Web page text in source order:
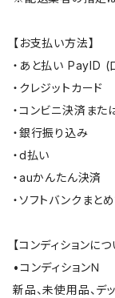
【お支払い方法】
・あと払い PayID
・クレジットカード
・コンビニ決済ま
・銀行振り込み
・d払い
・auかんたん決済
・ソフトバンクまと
【コンディションにつ
•コンディションＮ
新品、未使用品、デ